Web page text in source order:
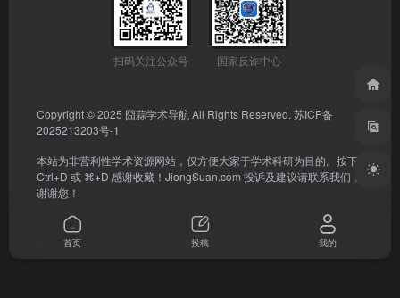
扫码关注公众号 国家反诈中心
Copyright © 2025 囧蒜学术导航 All Rights Reserved. 苏ICP备
2025213203号-1
本站为非营利性学术资源网站，仅方便大家于学术科研为目的。按下
Ctrl+D 或 ⌘+D 感谢收藏！ JiongSuan.com 投诉及建议请联系我们，
谢谢您！
首页 投稿 我的